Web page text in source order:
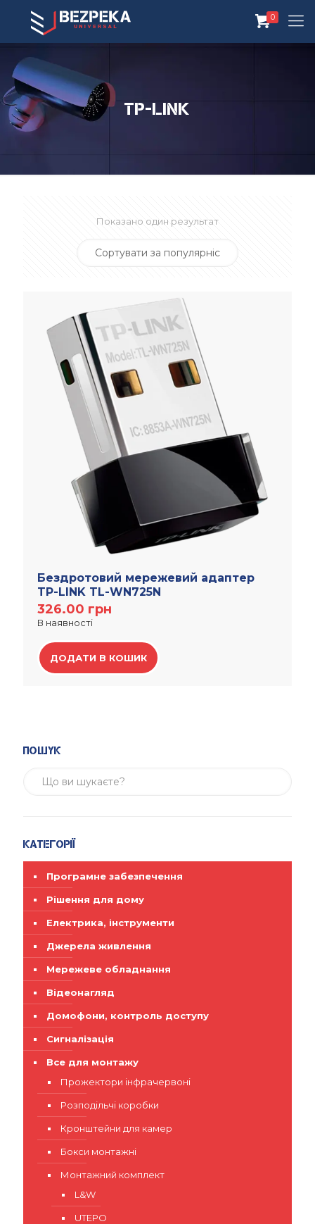
0
Tp-link
Показано один результат
Бездротовий мережевий адаптер
TP-LINK TL-WN725N
326.00 грн
В наявності
ДОДАТИ В КОШИК
Пошук
Категорії
Програмне забезпечення
Рішення для дому
Електрика, інструменти
Джерела живлення
Мережеве обладнання
Відеонагляд
Домофони, контроль доступу
Сигналізація
Все для монтажу
Прожектори інфрачервоні
Розподільчі коробки
Кронштейни для камер
Бокси монтажні
Монтажний комплект
L&W
UTEPO